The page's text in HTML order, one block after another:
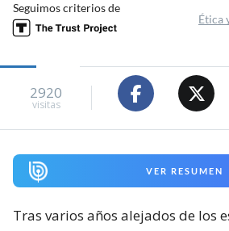
Seguimos criterios de
Ética
2920
visitas
VER RESUMEN
Tras varios años alejados de los